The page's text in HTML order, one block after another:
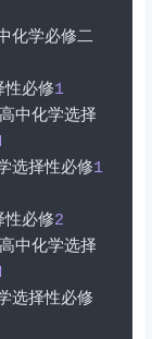
化学必修二
性必修1
高中化学选择
选择性必修1
性必修2
高中化学选择
选择性必修